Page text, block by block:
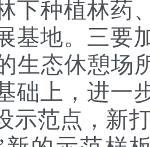
下种植林药
基地。三要
生态休憩场
础上，进一
示范点，新